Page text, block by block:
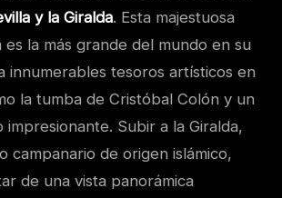
y la Giralda. Esta majestuosa
la más grande del mundo en su
innumerables tesoros artísticos en
la tumba de Cristóbal Colón y un
Subir a la Giralda,
campanario de origen islámico,
de una vista panorámica